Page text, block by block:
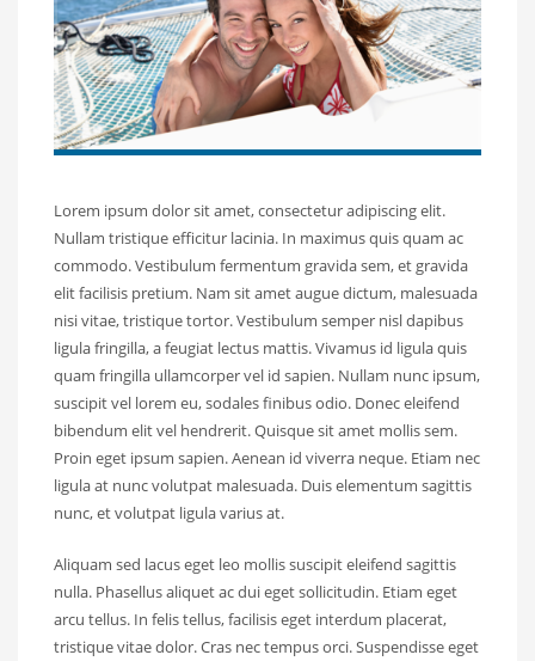
Lorem ipsum dolor sit amet, consectetur adipiscing elit.
Nullam tristique efficitur lacinia. In maximus quis quam ac
commodo. Vestibulum fermentum gravida sem, et gravida
elit facilisis pretium. Nam sit amet augue dictum, malesuada
nisi vitae, tristique tortor. Vestibulum semper nisl dapibus
ligula fringilla, a feugiat lectus mattis. Vivamus id ligula quis
quam fringilla ullamcorper vel id sapien. Nullam nunc ipsum,
suscipit vel lorem eu, sodales finibus odio. Donec eleifend
bibendum elit vel hendrerit. Quisque sit amet mollis sem.
Proin eget ipsum sapien. Aenean id viverra neque. Etiam nec
ligula at nunc volutpat malesuada. Duis elementum sagittis
nunc, et volutpat ligula varius at.
Aliquam sed lacus eget leo mollis suscipit eleifend sagittis
nulla. Phasellus aliquet ac dui eget sollicitudin. Etiam eget
arcu tellus. In felis tellus, facilisis eget interdum placerat,
tristique vitae dolor. Cras nec tempus orci. Suspendisse eget